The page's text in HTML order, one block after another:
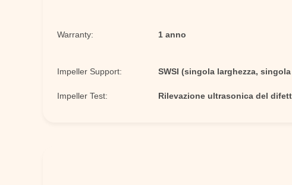
Warranty: 1 anno
Impeller Support: SWSI (singola larghezza,
Impeller Test: Rilevazione ultrasonica del